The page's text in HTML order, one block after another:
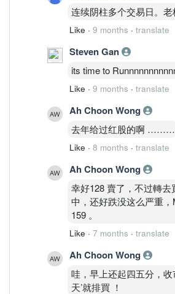
连续阴柱多个交易日。
Like · 9 months · translate
Steven Gan
its time to
Like · 9 months · translate
Ah Choon Wong
去年给过红股的啊 ………
Like · 8 months · translate
Ah Choon Wong
幸好128 賣了，不过轉去
中，还好跌没这么严重
159 。
Like · 7 months · translate
Ah Choon Wong
哇，早上还起四五分，收
天’就排買 ！